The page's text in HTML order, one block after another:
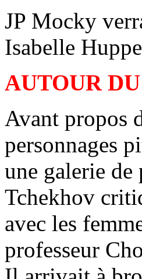
JP Mocky
Isabelle
AUTOUR
Avant propos
personnages
une galerie de
Tchekhov
avec les
professeur